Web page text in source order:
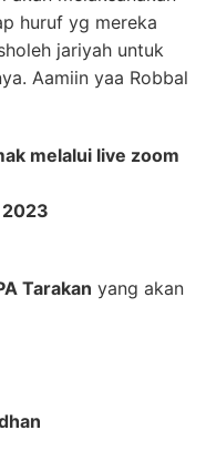
huruf yg mereka
jariyah untuk
Aamiin yaa Robbal
melalui live zoom
2023
Tarakan yang akan